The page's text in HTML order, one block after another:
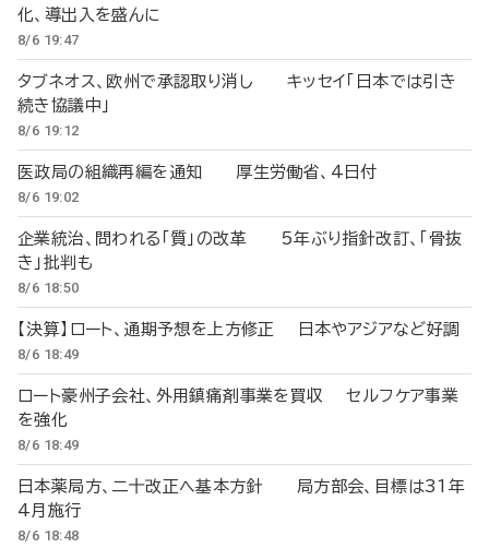
化、導出入を盛んに
8/6 19:47
タブネオス、欧州で承認取り消し キッセイ「日本では引き
続き協議中」
8/6 19:12
医政局の組織再編を通知 厚生労働省、4日付
8/6 19:02
企業統治、問われる「質」の改革 5年ぶり指針改訂、「骨抜
き」批判も
8/6 18:50
【決算】ロート、通期予想を上方修正 日本やアジアなど好調
8/6 18:49
ロート豪州子会社、外用鎮痛剤事業を買収 セルフケア事業
を強化
8/6 18:49
日本薬局方、二十改正へ基本方針 局方部会、目標は31年
4月施行
8/6 18:48